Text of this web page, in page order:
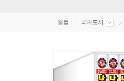
웰컴 국내도서